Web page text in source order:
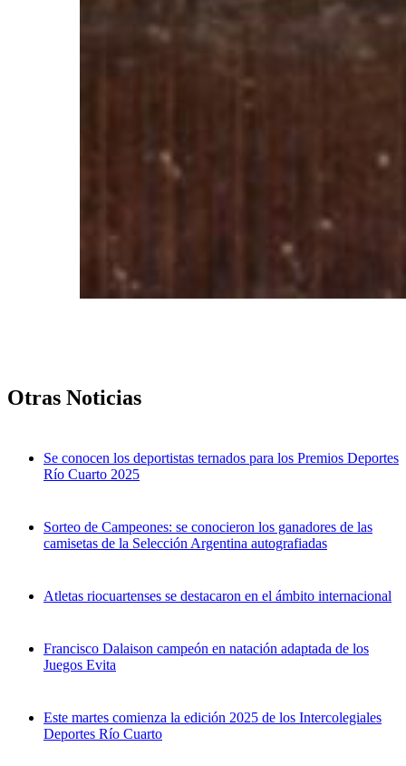
Otras Noticias
Se conocen los deportistas ternados para los Premios Deportes
Río Cuarto 2025
Sorteo de Campeones: se conocieron los ganadores de las
camisetas de la Selección Argentina autografiadas
Atletas riocuartenses se destacaron en el ámbito internacional
Francisco Dalaison campeón en natación adaptada de los
Juegos Evita
Este martes comienza la edición 2025 de los Intercolegiales
Deportes Río Cuarto